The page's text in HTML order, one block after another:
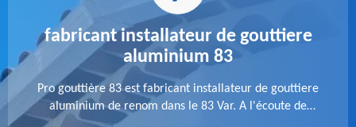
fabricant installateur de gouttiere
aluminium 83
Pro gouttière 83 est fabricant installateur de gouttiere
aluminium de renom dans le 83 Var. A l'écoute de
chaque besoin, notre équipe veille à réaliser des